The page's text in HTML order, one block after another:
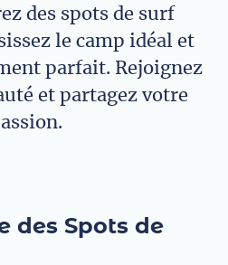
des spots de surf
le camp idéal et
parfait. Rejoignez
et partagez votre
des Spots de